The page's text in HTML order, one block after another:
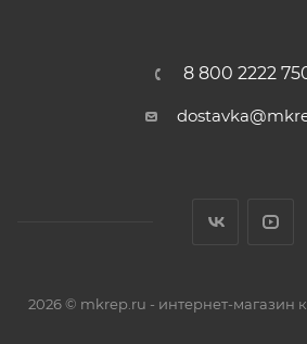
8 800 2222
2026 © mkrep.ru - интернет-магазин